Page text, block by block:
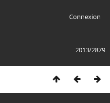
Connexion
2013/2879